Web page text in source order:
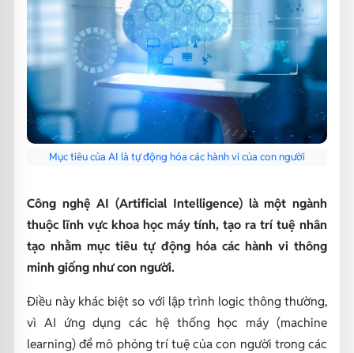
Mục tiêu của AI là tự động hóa các hành vi của con người
Công nghệ AI (Artificial Intelligence) là một ngành
thuộc lĩnh vực khoa học máy tính, tạo ra trí tuệ nhân
tạo nhằm mục tiêu tự động hóa các hành vi thông
minh giống như con người.
Điều này khác biệt so với lập trình logic thông thường,
vì AI ứng dụng các hệ thống học máy (machine
learning) để mô phỏng trí tuệ của con người trong các